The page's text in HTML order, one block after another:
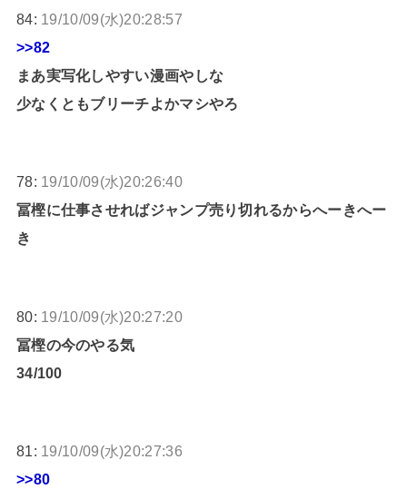
84: 19/10/09(水)20:28:57
>>82
まあ実写化しやすい漫画やしな
少なくともブリーチよかマシやろ
78: 19/10/09(水)20:26:40
冨樫に仕事させればジャンプ売り切れるからへーきへー
き
80: 19/10/09(水)20:27:20
冨樫の今のやる気
34/100
81: 19/10/09(水)20:27:36
>>80